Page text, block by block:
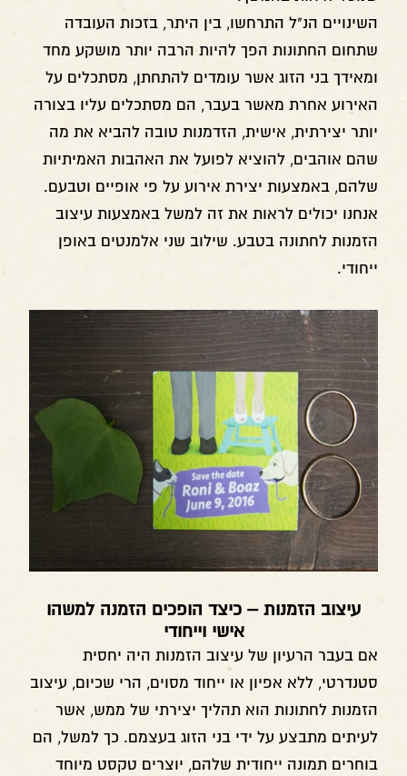
השינויים הנ"ל התרחשו, בין היתר, בזכות העובדה
שתחום החתונות הפך להיות הרבה יותר מושקע מחד
ומאידך בני הזוג אשר עומדים להתחתן, מסתכלים על
האירוע אחרת מאשר בעבר, הם מסתכלים עליו בצורה
יותר יצירתית, אישית, הזדמנות טובה להביא את מה
שהם אוהבים, להוציא לפועל את האהבות האמיתיות
שלהם, באמצעות יצירת אירוע על פי אופיים וטבעם.
אנחנו יכולים לראות את זה למשל באמצעות עיצוב
הזמנות לחתונה בטבע. שילוב שני אלמנטים באופן
ייחודי.
עיצוב הזמנות – כיצד הופכים הזמנה למשהו
אישי וייחודי
אם בעבר הרעיון של עיצוב הזמנות היה יחסית
סטנדרטי, ללא אפיון או ייחוד מסוים, הרי שכיום, עיצוב
הזמנות לחתונות הוא תהליך יצירתי של ממש, אשר
לעיתים מתבצע על ידי בני הזוג בעצמם. כך למשל, הם
בוחרים תמונה ייחודית שלהם, יוצרים טקסט מיוחד